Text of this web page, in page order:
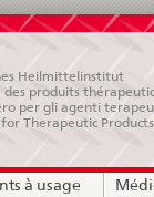
Heilmittelinstitut
des produits
per gli agenti
for Therapeutic Products
à usage